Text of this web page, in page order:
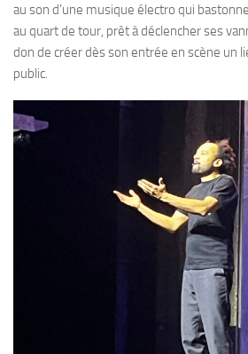
au son d’une musique électro qui
au quart de tour, prêt à déclencher ses
don de créer dès son entrée en scène un
public.